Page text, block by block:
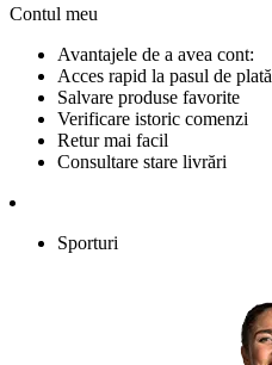
Contul meu
Avantajele de a avea cont:
Acces rapid la pasul de plată
Salvare produse favorite
Verificare istoric comenzi
Retur mai facil
Consultare stare livrări
Sporturi